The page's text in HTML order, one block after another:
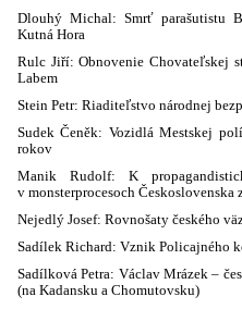
Dlouhý Michal: Smrť parašutistu
Kutná Hora
Rulc Jiří: Obnovenie Chovateľskej
Labem
Stein Petr: Riaditeľstvo národnej
Sudek Čeněk: Vozidlá Mestskej
rokov
Manik Rudolf: K
v monsterprocesoch Československa
Nejedlý Josef: Rovnošaty českého
Sadílek Richard: Vznik Policajného
Sadílková Petra: Václav Mrázek –
(na Kadansku a Chomutovsku)